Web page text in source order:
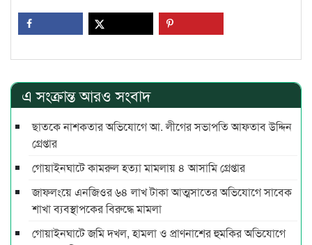
এ সংক্রান্ত আরও সংবাদ
ছাতকে নাশকতার অভিযোগে আ. লীগের সভাপ‌তি আফতাব উদ্দিন
গ্রেপ্তার
গোয়াইনঘাটে কামরুল হত্যা মামলায় ৪ আসামি গ্রেপ্তার
জাফলংয়ে এনজিওর ৬৪ লাখ টাকা আত্মসাতের অভিযোগে সাবেক
শাখা ব্যবস্থাপকের বিরুদ্ধে মামলা
গোয়াইনঘাটে জমি দখল, হামলা ও প্রাণনাশের হুমকির অভিযোগে